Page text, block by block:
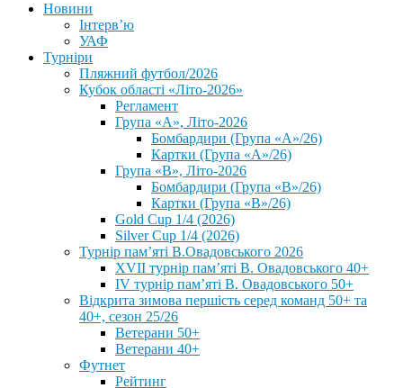
Новини
Інтерв’ю
УАФ
Турніри
Пляжний футбол/2026
Кубок області «Літо-2026»
Регламент
Група «А», Літо-2026
Бомбардири (Група «А»/26)
Картки (Група «А»/26)
Група «В», Літо-2026
Бомбардири (Група «В»/26)
Картки (Група «В»/26)
Gold Cup 1/4 (2026)
Silver Cup 1/4 (2026)
Турнір пам’яті В.Овадовського 2026
XVII турнір пам’яті В. Овадовського 40+
IV турнір пам’яті В. Овадовського 50+
Відкрита зимова першість серед команд 50+ та
40+, сезон 25/26
Ветерани 50+
Ветерани 40+
Футнет
Рейтинг